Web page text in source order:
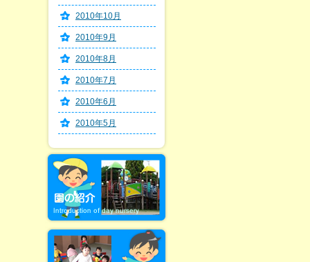
2010年10月
2010年9月
2010年8月
2010年7月
2010年6月
2010年5月